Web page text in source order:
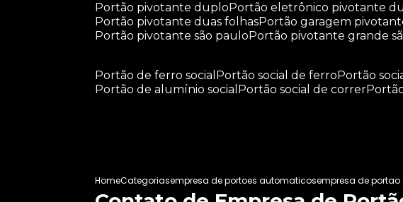
portão pivotante duplo
portão eletrônico pivotante
portão pivotante duas folhas
portão garagem
portão pivotante são paulo
portão pivotante grande
portão de ferro social
portão social de ferro portão
portão de alumínio social
portão social de correr
HomeCategoriasempresa de portoes automaticosempresa de